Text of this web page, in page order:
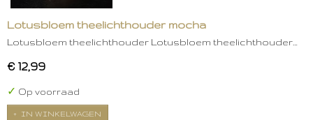
Lotusbloem theelichthouder mocha
Lotusbloem theelichthouder Lotusbloem theelichthouder…
€ 12,99
✓ Op voorraad
IN WINKELWAGEN